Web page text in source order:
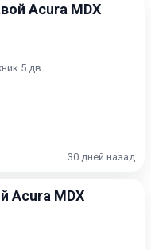
Acura MDX
5 дв.
30 дней назад
Acura MDX